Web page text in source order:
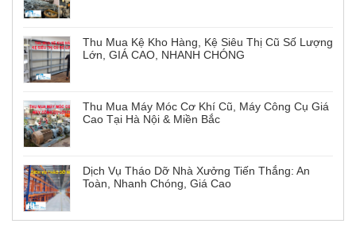
Thu Mua Kệ Kho Hàng, Kệ Siêu Thị Cũ Số Lượng
Lớn, GIÁ CAO, NHANH CHÓNG
Thu Mua Máy Móc Cơ Khí Cũ, Máy Công Cụ Giá
Cao Tại Hà Nội & Miền Bắc
Dịch Vụ Tháo Dỡ Nhà Xưởng Tiến Thắng: An
Toàn, Nhanh Chóng, Giá Cao